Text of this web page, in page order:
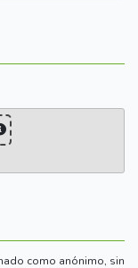
como anónimo, sin